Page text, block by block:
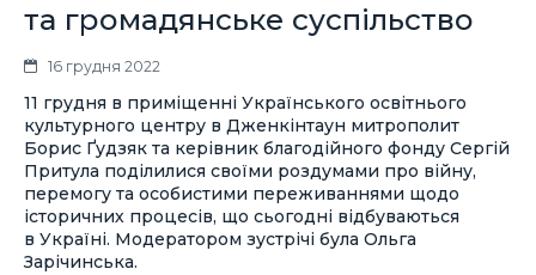
та громадянське суспільство
16 грудня 2022
11 грудня в приміщенні Українського освітнього
культурного центру в Дженкінтаун митрополит
Борис Ґудзяк та керівник благодійного фонду Сергій
Притула поділилися своїми роздумами про війну,
перемогу та особистими переживаннями щодо
історичних процесів, що сьогодні відбуваються
в Україні. Модератором зустрічі була Ольга
Зарічинська.